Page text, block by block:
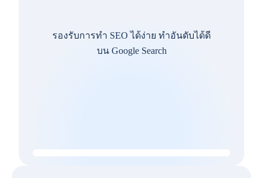
รองรับการทำ SEO ได้ง่าย ทำอันดับได้ดี
บน Google Search